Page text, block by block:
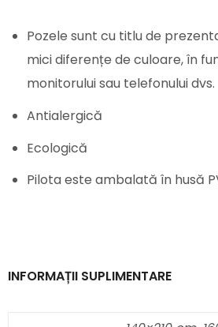
Pozele sunt cu titlu de
mici diferențe de culoare, în
monitorului sau telefonului dvs.
Antialergică
Ecologică
Pilota este ambalată în husă
INFORMAȚII SUPLIMENTARE